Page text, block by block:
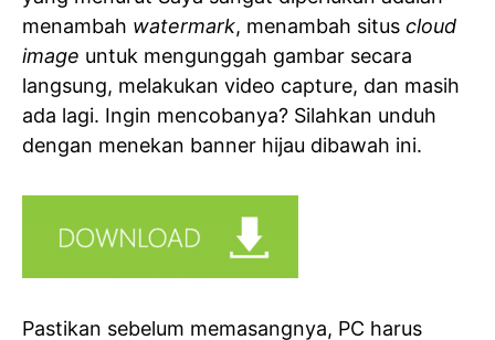
menambah watermark, menambah situs cloud
image untuk mengunggah gambar secara
langsung, melakukan video capture, dan masih
ada lagi. Ingin mencobanya? Silahkan unduh
dengan menekan banner hijau dibawah ini.
Pastikan sebelum memasangnya, PC harus